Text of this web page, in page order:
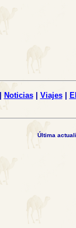
Noticias| Viajes|
Última